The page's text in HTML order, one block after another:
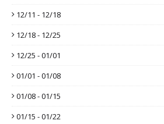
12/11 - 12/18
12/18 - 12/25
12/25 - 01/01
01/01 - 01/08
01/08 - 01/15
01/15 - 01/22